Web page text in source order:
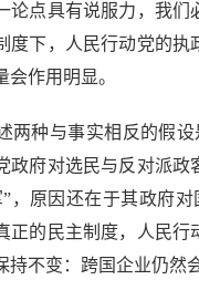
具有说服力，我们必
度下，人民行动党的
作用明显。
种与事实相反的假设
政府对选民与反对派
”，原因还在于其政府
正的民主制度，人民
持不变：跨国企业仍然